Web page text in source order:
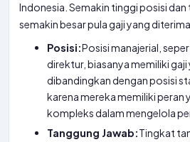
Indonesia. Semakin tinggi posisi dan
semakin besar pula gaji yang diterima.
Posisi:Posisi manajerial,
direktur, biasanya memiliki
dibandingkan dengan posisi
karena mereka memiliki peran
kompleks dalam mengelola
Tanggung Jawab:Tingkat